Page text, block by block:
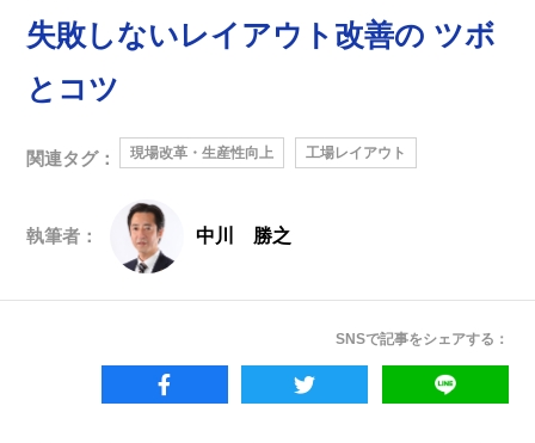
失敗しないレイアウト改善の ツボ
とコツ
関連タグ： 現場改革・生産性向上 工場レイアウト
執筆者： 中川 勝之
SNSで記事をシェアする：